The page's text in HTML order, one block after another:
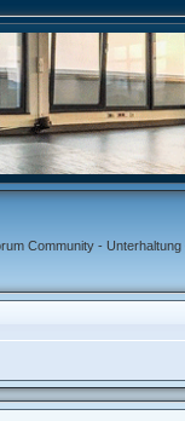
Community -